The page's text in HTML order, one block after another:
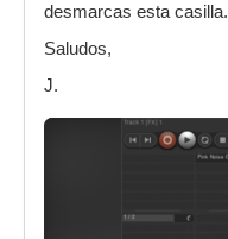
desmarcas esta casilla.
Saludos,
J.